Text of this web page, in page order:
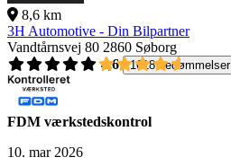
8,6 km
3H Automotive - Din Bilpartner
Vandtårnsvej 80 2860 Søborg
4,6
1618 bedømmelser
FDM værkstedskontrol
10. mar 2026